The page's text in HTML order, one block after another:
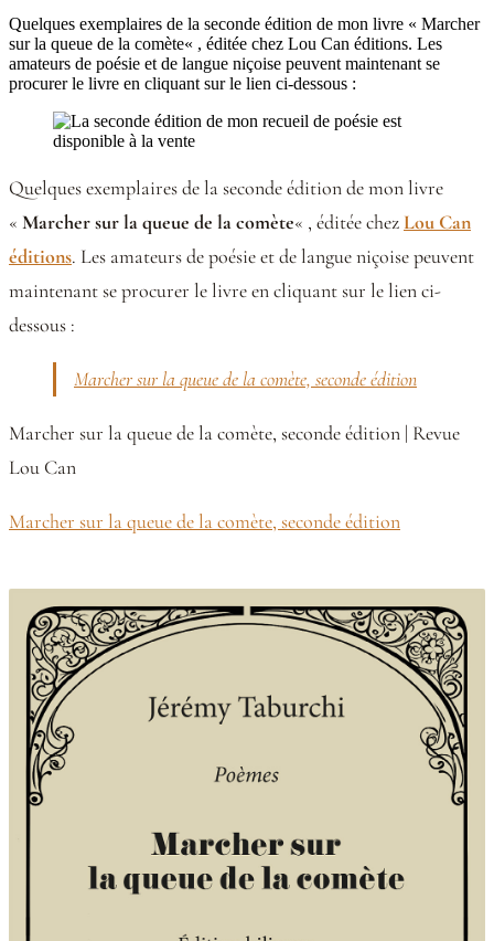
Quelques exemplaires de la seconde édition de mon livre « Marcher
sur la queue de la comète« , éditée chez Lou Can éditions. Les
amateurs de poésie et de langue niçoise peuvent maintenant se
procurer le livre en cliquant sur le lien ci-dessous :
Quelques exemplaires de la seconde édition de mon livre
« Marcher sur la queue de la comète« , éditée chez Lou Can
éditions. Les amateurs de poésie et de langue niçoise peuvent
maintenant se procurer le livre en cliquant sur le lien ci-
dessous :
Marcher sur la queue de la comète, seconde édition
Marcher sur la queue de la comète, seconde édition | Revue
Lou Can
Marcher sur la queue de la comète, seconde édition